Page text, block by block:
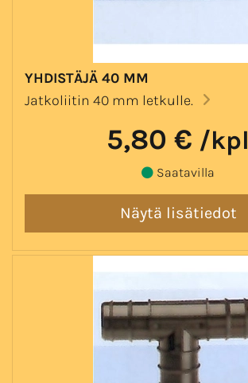
YHDISTÄJÄ 40 MM
Jatkoliitin 40 mm letkulle.
5,80 € /kpl
Saatavilla